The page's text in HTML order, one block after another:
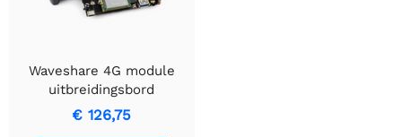
Waveshare 4G module
uitbreidingsbord
ontworpen voor Jetson
Orin, inclusief SIM7600G-
€ 126,75